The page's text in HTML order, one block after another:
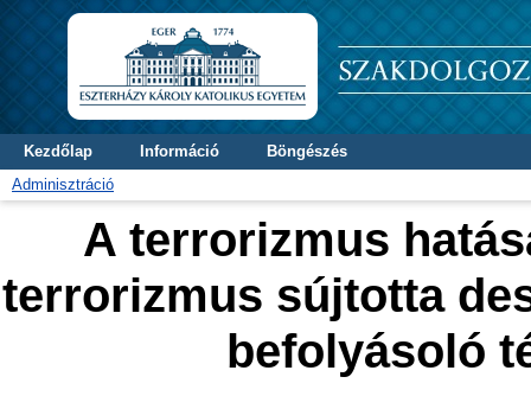
Kezdőlap Információ
Böngészés
Adminisztráció
A terrorizmus
terrorizmus sújtotta
befolyásoló